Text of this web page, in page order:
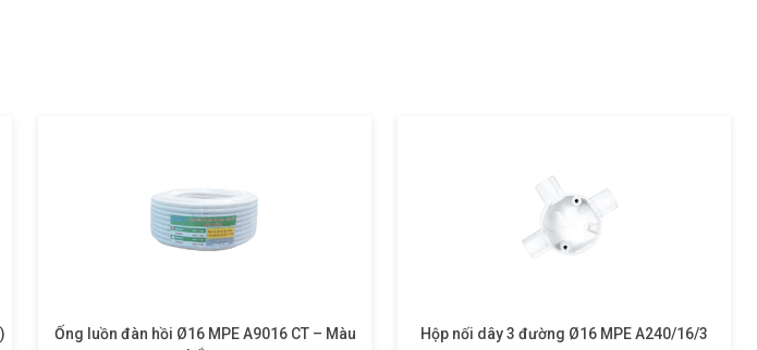
Ống luồn đàn hồi Ø16 MPE A9016 CT – Màu
Hộp nối dây 3 đường Ø16 MPE A240/16/3